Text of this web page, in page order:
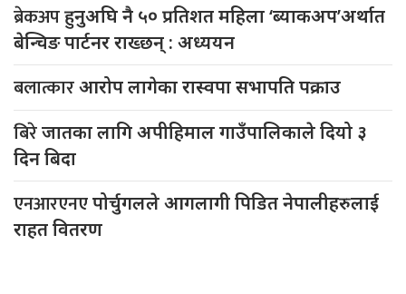
ब्रेकअपहुनुअघि नै ५० प्रतिशत महिला ‘ब्याकअप’अर्थात
बेन्चिङ पार्टनर राख्छन् : अध्ययन
बलात्कारआरोप लागेका रास्वपा सभापति पक्राउ
बिरेजातका लागि अपीहिमाल गाउँपालिकाले दियो ३
दिन बिदा
एनआरएनएपोर्चुगलले आगलागी पिडित नेपालीहरुलाई
राहत वितरण